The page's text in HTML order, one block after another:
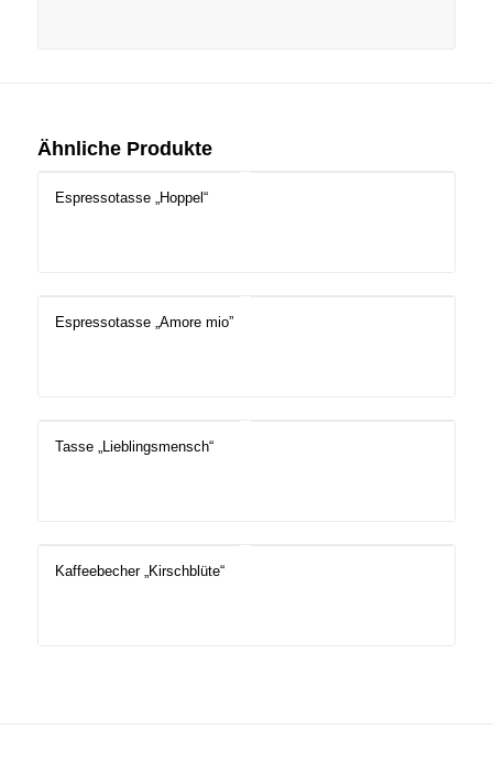
Ähnliche Produkte
Espressotasse „Hoppel“
Espressotasse „Amore mio”
Tasse „Lieblingsmensch“
Kaffeebecher „Kirschblüte“